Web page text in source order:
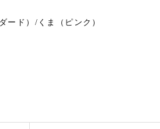
ード）/くま（ピンク）